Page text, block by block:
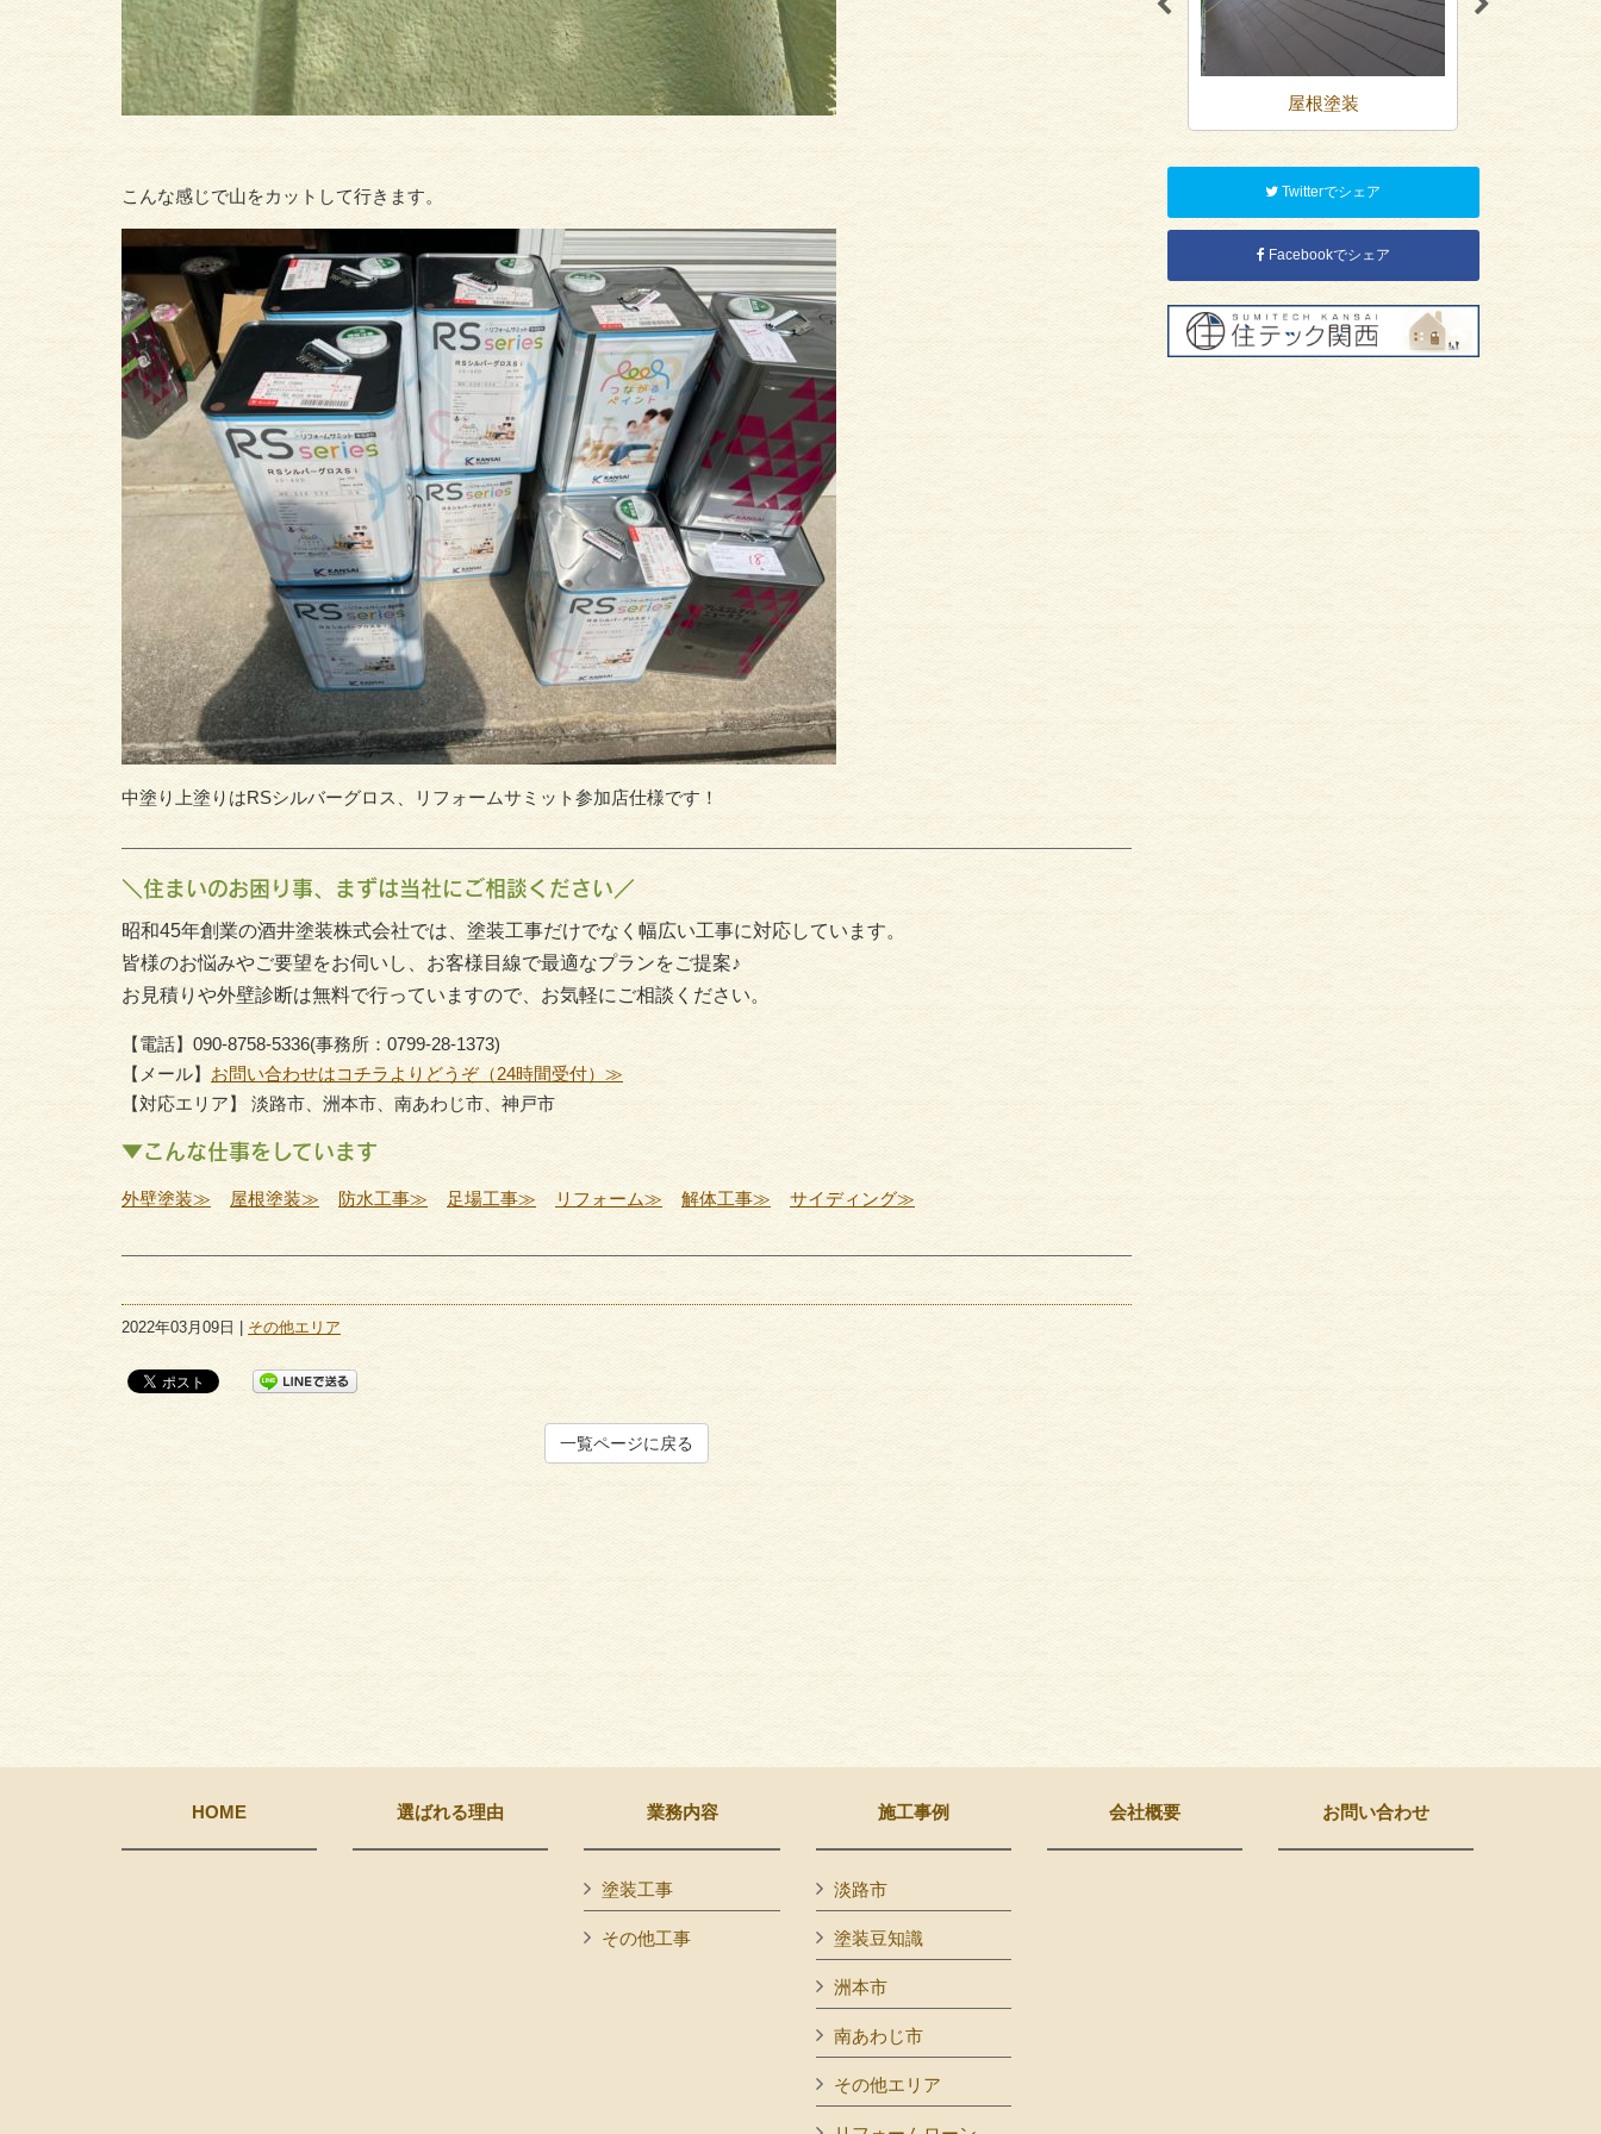
こんな感じで山をカットして行きます。
中塗り上塗りはRSシルバーグロス、リフォームサミット参加店仕様です！
＼住まいのお困り事、まずは当社にご相談ください／
昭和45年創業の酒井塗装株式会社では、塗装工事だけでなく幅広い工事に対応しています。
皆様のお悩みやご要望をお伺いし、お客様目線で最適なプランをご提案♪
お見積りや外壁診断は無料で行っていますので、お気軽にご相談ください。
【電話】090-8758-5336(事務所：0799-28-1373)
【メール】 お問い合わせはコチラよりどうぞ（24時間受付）≫
【対応エリア】 淡路市、洲本市、南あわじ市、神戸市
▼こんな仕事をしています
外壁塗装≫ 屋根塗装≫ 防水工事≫ 足場工事≫ リフォーム≫ 解体工事≫ サイディング≫
2022年03月09日 | その他エリア
一覧ページに戻る
サイディング 外壁塗装 屋根塗装
Twitterでシェア
Facebookでシェア
HOME 選ばれる理由 業務内容
塗装工事
その他工事
施工事例
淡路市
塗装豆知識
洲本市
南あわじ市
その他エリア
会社概要 お問い合わせ